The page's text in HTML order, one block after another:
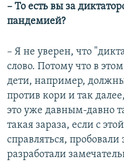
– То есть вы за
пандемией?
– Я не уверен, что
слово. Потому что в
дети, например,
против кори и так
это уже давным-давно
такая зараза, если с
справляться,
разработали